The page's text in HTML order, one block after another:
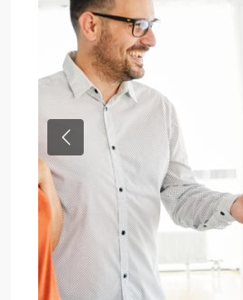
Previous